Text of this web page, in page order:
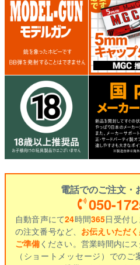
電話でのご注文・
050-
自動音声にて24時間365日受付
の注文番号など、 お伝えいただ
ご準備ください。営業時間内に
（ショートメッセージ）での